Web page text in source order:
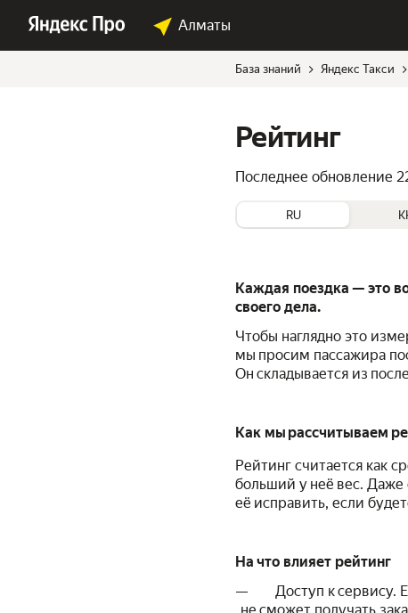
Алматы
База знаний Яндекс Такси
Рейтинг
Последнее обновление
RU
Каждая поездка — это
своего дела.
Чтобы наглядно это
мы просим пассажира
Он складывается из
Как мы рассчитываем
Рейтинг считается как
больший у неё вес. Даже
её исправить, если
На что влияет рейтинг
— Доступ к сервису.